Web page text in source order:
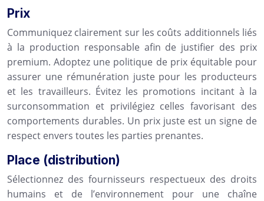
Prix
Communiquez clairement sur les coûts additionnels liés
à la production responsable afin de justifier des prix
premium. Adoptez une politique de prix équitable pour
assurer une rémunération juste pour les producteurs
et les travailleurs. Évitez les promotions incitant à la
surconsommation et privilégiez celles favorisant des
comportements durables. Un prix juste est un signe de
respect envers toutes les parties prenantes.
Place (distribution)
Sélectionnez des fournisseurs respectueux des droits
humains et de l’environnement pour une chaîne